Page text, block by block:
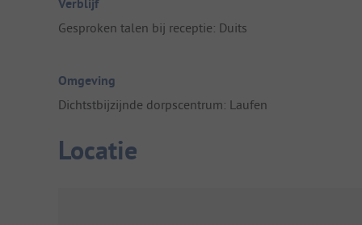
Gesproken talen bij receptie: Duits
Omgeving
Dichtstbijzijnde dorpscentrum: Laufen
Locatie